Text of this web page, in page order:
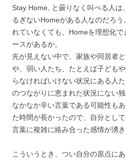
Stay Home, と曇りなく叫べる人は
るぎないHomeがある人なのだろ
れていなくても、Homeを理想化で
ースがあるか。
先が見えない中で、家族や同居者
や、弱い人たち、たとえば子ども
らなければいけない状況にある人
のつながりに恵まれた状況にない
なかなか辛い言葉である可能性も
た時間が長かったので、自分とし
言葉に複雑に絡み合った感情が湧き
こういうとき、つい自分の原点に